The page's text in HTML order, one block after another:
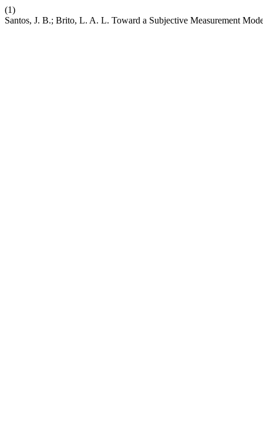
(1)
Santos, J. B.; Brito, L. A. L. Toward a Subjective Measurement